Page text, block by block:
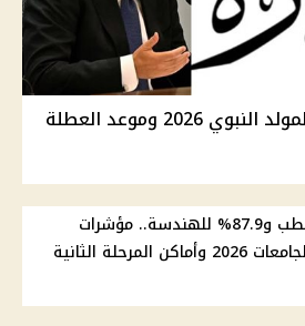
موقف ترحيل إجازة المولد النبوي 2026 وموعد العطلة
92.8% للطب و87.9% للهندسة.. مؤشرات
المرحلة الثانية